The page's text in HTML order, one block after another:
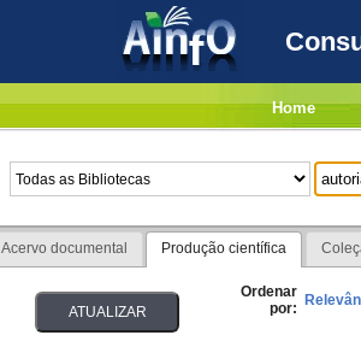
Home
Acervo documental Produção científica
Ordenar
por: